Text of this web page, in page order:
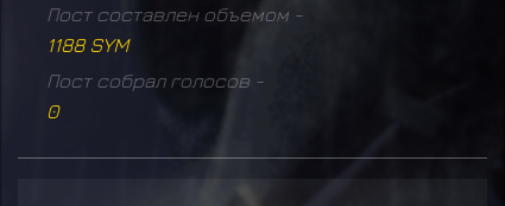
Пост составлен объемом -
1188 SYM
Пост собрал голосов -
0